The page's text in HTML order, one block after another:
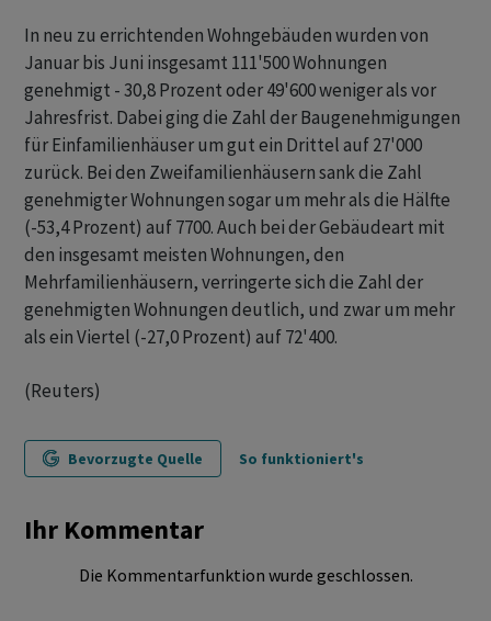
In neu zu errichtenden Wohngebäuden wurden von
Januar bis Juni insgesamt 111'500 Wohnungen
genehmigt - 30,8 Prozent oder 49'600 weniger als vor
Jahresfrist. Dabei ging die Zahl der Baugenehmigungen
für Einfamilienhäuser um gut ein Drittel auf 27'000
zurück. Bei den Zweifamilienhäusern sank die Zahl
genehmigter Wohnungen sogar um mehr als die Hälfte
(-53,4 Prozent) auf 7700. Auch bei der Gebäudeart mit
den insgesamt meisten Wohnungen, den
Mehrfamilienhäusern, verringerte sich die Zahl der
genehmigten Wohnungen deutlich, und zwar um mehr
als ein Viertel (-27,0 Prozent) auf 72'400.
(Reuters)
Bevorzugte Quelle So funktioniert's
Ihr Kommentar
Die Kommentarfunktion wurde geschlossen.